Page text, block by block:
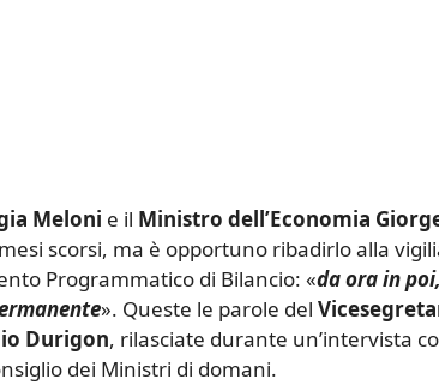
Meloni e il Ministro dell’Economia
scorsi, ma è opportuno ribadirlo alla
Programmatico di Bilancio: «da ora in
». Queste le parole del
Durigon, rilasciate durante un’intervista
dei Ministri di domani.